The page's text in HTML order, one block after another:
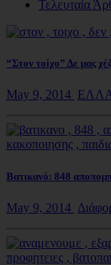
Τελευταία
“Στον τοίχο” Δε μας
May 9, 2014
Βατικανό: 848
May 9, 2014